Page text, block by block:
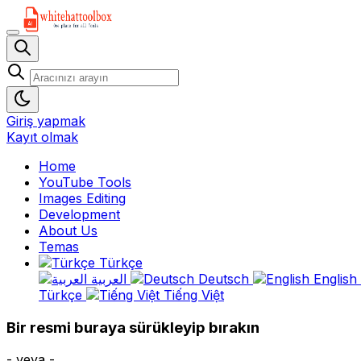
Giriş yapmak
Kayıt olmak
Home
YouTube Tools
Images Editing
Development
About Us
Temas
Türkçe
Deutsch English
Türkçe
Tiếng Việt
Bir resmi buraya sürükleyip bırakın